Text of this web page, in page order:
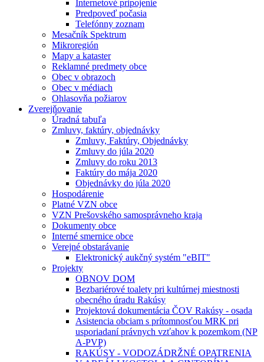
Internetové pripojenie
Predpoveď počasia
Telefónny zoznam
Mesačník Spektrum
Mikroregión
Mapy a kataster
Reklamné predmety obce
Obec v obrazoch
Obec v médiach
Ohlasovňa požiarov
Zverejňovanie
Úradná tabuľa
Zmluvy, faktúry, objednávky
Zmluvy, Faktúry, Objednávky
Zmluvy do júla 2020
Zmluvy do roku 2013
Faktúry do mája 2020
Objednávky do júla 2020
Hospodárenie
Platné VZN obce
VZN Prešovského samosprávneho kraja
Dokumenty obce
Interné smernice obce
Verejné obstarávanie
Elektronický aukčný systém "eBIT"
Projekty
OBNOV DOM
Bezbariérové toalety pri kultúrnej miestnosti
obecného úradu Rakúsy
Projektová dokumentácia ČOV Rakúsy - osada
Asistencia obciam s prítomnosťou MRK pri
usporiadaní právnych vzťahov k pozemkom (NP
A-PVP)
RAKÚSY - VODOZÁDRŽNÉ OPATRENIA